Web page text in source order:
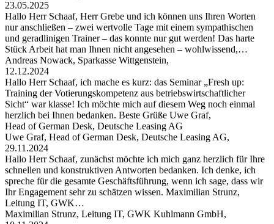
23.05.2025
Hallo Herr Schaaf, Herr Grebe und ich können uns Ihren Worten
nur anschließen – zwei wertvolle Tage mit einem sympathischen
und geradlinigen Trainer – das konnte nur gut werden! Das harte
Stück Arbeit hat man Ihnen nicht angesehen – wohlwissend,…
Andreas Nowack, Sparkasse Wittgenstein,
12.12.2024
Hallo Herr Schaaf, ich mache es kurz: das Seminar „Fresh up:
Training der Votierungskompetenz aus betriebswirtschaftlicher
Sicht“ war klasse! Ich möchte mich auf diesem Weg noch einmal
herzlich bei Ihnen bedanken. Beste Grüße Uwe Graf,
Head of German Desk, Deutsche Leasing AG
Uwe Graf, Head of German Desk, Deutsche Leasing AG,
29.11.2024
Hallo Herr Schaaf, zunächst möchte ich mich ganz herzlich für Ihre
schnellen und konstruktiven Antworten bedanken. Ich denke, ich
spreche für die gesamte Geschäftsführung, wenn ich sage, dass wir
Ihr Engagement sehr zu schätzen wissen. Maximilian Strunz,
Leitung IT, GWK…
Maximilian Strunz, Leitung IT, GWK Kuhlmann GmbH,